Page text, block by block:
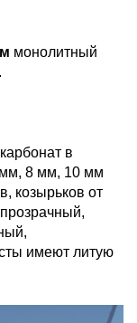
монолитный
в
8 мм, 10 мм
козырьков от
имеют литую